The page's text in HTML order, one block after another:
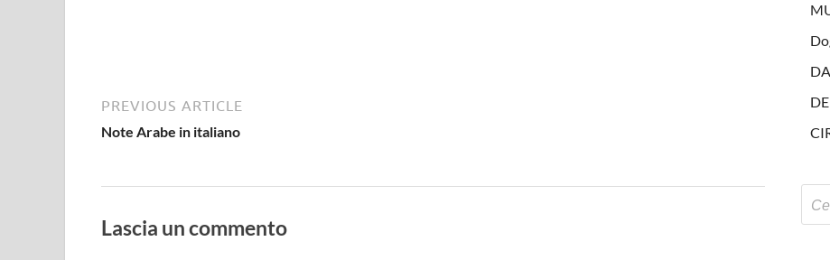
PREVIOUS ARTICLE
Note Arabe in italiano
Lascia un commento